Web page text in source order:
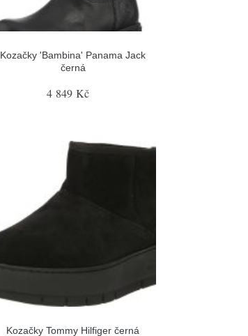
Kozačky 'Bambina' Panama Jack
černá
4 849 Kč
Kozačky Tommy Hilfiger černá